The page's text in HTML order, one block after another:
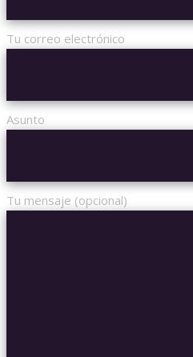
Tu correo electrónico
Asunto
Tu mensaje (opcional)
QUICK
ADICIONAL
exerci iisque. Eam eripuit